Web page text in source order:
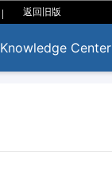
| 返回旧版
Knowledge Center